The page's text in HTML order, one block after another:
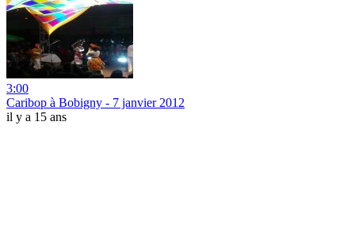
3:00
Caribop à Bobigny - 7 janvier 2012
il y a 15 ans